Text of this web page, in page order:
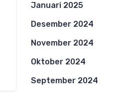
Januari 2025
Desember 2024
November 2024
Oktober 2024
September 2024